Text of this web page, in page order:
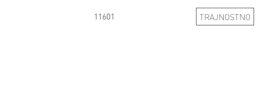
11601 TRAJNOSTNO